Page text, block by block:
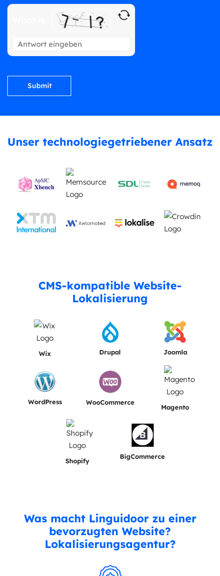
the
problem
shown
in
to
continue.
Unser technologiegetriebener Ansatz
CMS-kompatible Website-
Lokalisierung
Wix Drupal Joomla
WordPress WooCommerce
Magento
Shopify
BigCommerce
Was macht Linguidoor zu einer
bevorzugten Website?
Lokalisierungsagentur?